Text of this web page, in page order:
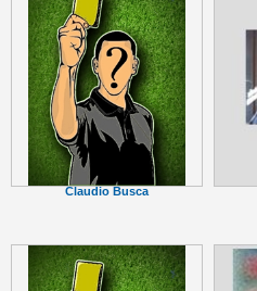
Claudio Busca